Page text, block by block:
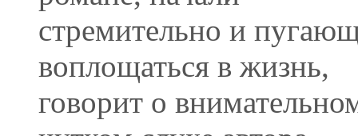
стремительно и
воплощаться в жизнь,
говорит о